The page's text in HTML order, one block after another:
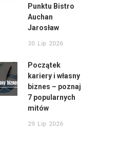
Punktu Bistro
Auchan
Jarosław
30 Lip 2026
Początek
kariery i własny
biznes – poznaj
7 popularnych
mitów
29 Lip 2026